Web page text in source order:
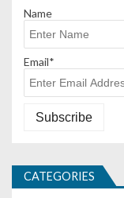
Name
Email*
CATEGORIES